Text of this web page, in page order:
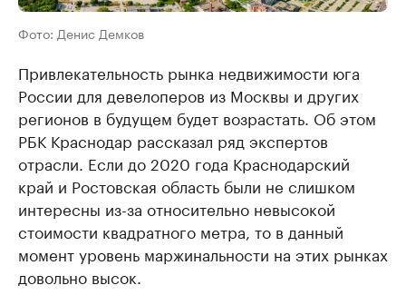
Фото: Денис Демков
Привлекательность рынка недвижимости юга
России для девелоперов из Москвы и других
регионов в будущем будет возрастать. Об этом
РБК Краснодар рассказал ряд экспертов
отрасли. Если до 2020 года Краснодарский
край и Ростовская область были не слишком
интересны из-за относительно невысокой
стоимости квадратного метра, то в данный
момент уровень маржинальности на этих рынках
довольно высок.